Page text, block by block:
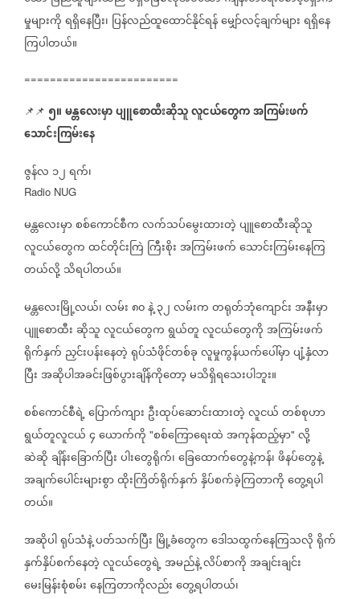
မှုများကိုရရှိနေပြီး၊ ပြန်လည်ထူထောင်နိုင်ရန်မျှော်လင့်ချက်များရရှိနေ
ကြပါတယ်။
========================
📌📌 ၅။မန္တလေးမှာပျူစောထီးဆိုသူလူငယ်တွေကအကြမ်းဖက်
သောင်းကြမ်းနေ
ဇွန်လ ၁၂ရက်၊
Radio NUG
မန္တလေးမှာစစ်ကောင်စီကလက်သပ်မွေးထားတဲ့ပျူစောထီးဆိုသူ
လူငယ်တွေကထင်တိုင်းကြဲ ကြီးစိုးအကြမ်းဖက်သောင်းကြမ်းနေကြ
တယ်လို့သိရပါတယ်။
မန္တလေးမြို့လယ်၊လမ်း၈၀နဲ့၃၂လမ်းကတရုတ်ဘုံကျောင်းအနီးမှာ
ပျူစောထီးဆိုသူလူငယ်တွေကရွယ်တူလူငယ်တွေကိုအကြမ်းဖက်
ရိုက်နှက် ညှင်းပန်းနေတဲ့ရုပ်သံဖိုင်တစ်ခုလူမှုကွန်ယက်ပေါ်မှာပျံ့နှံလာ
ပြီးအဆိုပါအခင်းဖြစ်ပွားချိန်ကိုတော့မသိရှိရသေးပါဘူး။
စစ်ကောင်စီရဲ့ပြောက်ကျား ဦးထုပ်ဆောင်းထားတဲ့လူငယ်တစ်စုဟာ
ရွယ်တူလူငယ်၄ယောက်ကို "စစ်ကြောရေးထဲအကုန်ထည့်မှာ" လို့
ဆဲဆိုချိန်းခြောက်ပြီးပါးတွေရိုက်၊ခြေထောက်တွေနဲ့ကန်၊ဖိနပ်တွေနဲ့
အချက်ပေါင်းများစွာထိုးကြိတ်ရိုက်နှက်နှိပ်စက်ခဲ့ကြတာကိုတွေ့ရပါ
တယ်။
အဆိုပါရုပ်သံနဲ့ပတ်သက်ပြီး မြို့ခံတွေကဒေါသထွက်နေကြသလိုရိုက်
နှက်နှိပ်စက်နေတဲ့လူငယ်တွေရဲ့အမည်နဲ့လိပ်စာကိုအချင်းချင်း
မေးမြန်းစုံစမ်းနေကြတာကိုလည်းတွေ့ရပါတယ်၊